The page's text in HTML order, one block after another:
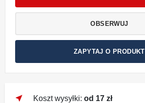
OBSERWUJ
ZAPYTAJ O PRODUKT
near_me Koszt wysyłki: od 17 zł